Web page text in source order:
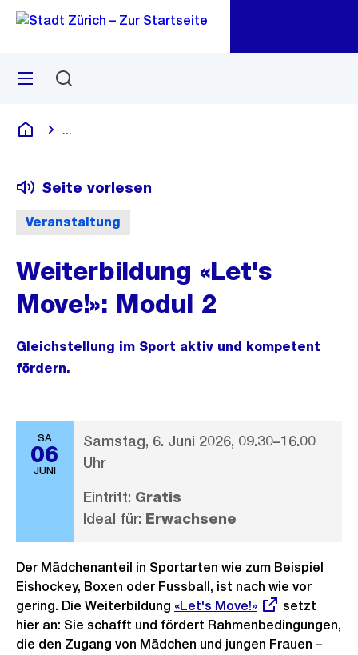
Navigation
Sprunglink
Menü
Deutsch
Veranstaltung
Seite vorlesen
Weiterbildung «Let's
Move!»: Modul 2
Gleichstellung im Sport aktiv und kompetent
fördern.
SA
06
JUNI
Samstag, 6. Juni 2026, 09.30–16.00
Uhr
Eintritt: Gratis
Ideal für: Erwachsene
Der Mädchenanteil in Sportarten wie zum Beispiel
Eishockey, Boxen oder Fussball, ist nach wie vor
gering. Die Weiterbildung Externer
Link:
«Let's Move!»
setzt
hier an: Sie schafft und fördert Rahmenbedingungen,
die den Zugang von Mädchen und jungen Frauen –